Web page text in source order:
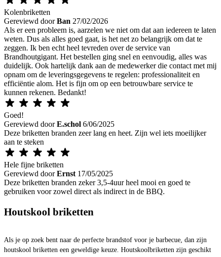
Kolenbriketten
Gereviewd door Ban 27/02/2026
Als er een probleem is, aarzelen we niet om dat aan iedereen te laten
weten. Dus als alles goed gaat, is het net zo belangrijk om dat te
zeggen. Ik ben echt heel tevreden over de service van
Brandhoutgigant. Het bestellen ging snel en eenvoudig, alles was
duidelijk. Ook hartelijk dank aan de medewerker die contact met mij
opnam om de leveringsgegevens te regelen: professionaliteit en
efficiëntie alom. Het is fijn om op een betrouwbare service te
kunnen rekenen. Bedankt!
Goed!
Gereviewd door E.schol 6/06/2025
Deze briketten branden zeer lang en heet. Zijn wel iets moeilijker
aan te steken
Hele fijne briketten
Gereviewd door Ernst 17/05/2025
Deze briketten branden zeker 3,5-4uur heel mooi en goed te
gebruiken voor zowel direct als indirect in de BBQ.
Houtskool briketten
Als je op zoek bent naar de perfecte brandstof voor je barbecue, dan zijn
houtskool briketten een geweldige keuze. Houtskoolbriketten zijn geschikt